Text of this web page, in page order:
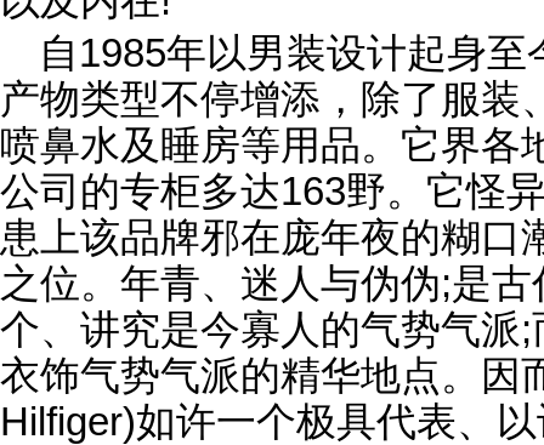
自1985年以男装设计起身
产物类型不停增添，除了服装
喷鼻水及睡房等用品。它界各
公司的专柜多达163野。它怪
患上该品牌邪在庞年夜的糊口
之位。年青、迷人与伪伪;是
个、讲究是今寡人的气势气派
衣饰气势气派的精华地点。因
Hilfiger)如许一个极具代表、